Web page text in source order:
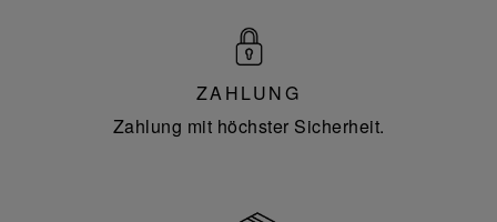
ZAHLUNG
Zahlung mit höchster Sicherheit.